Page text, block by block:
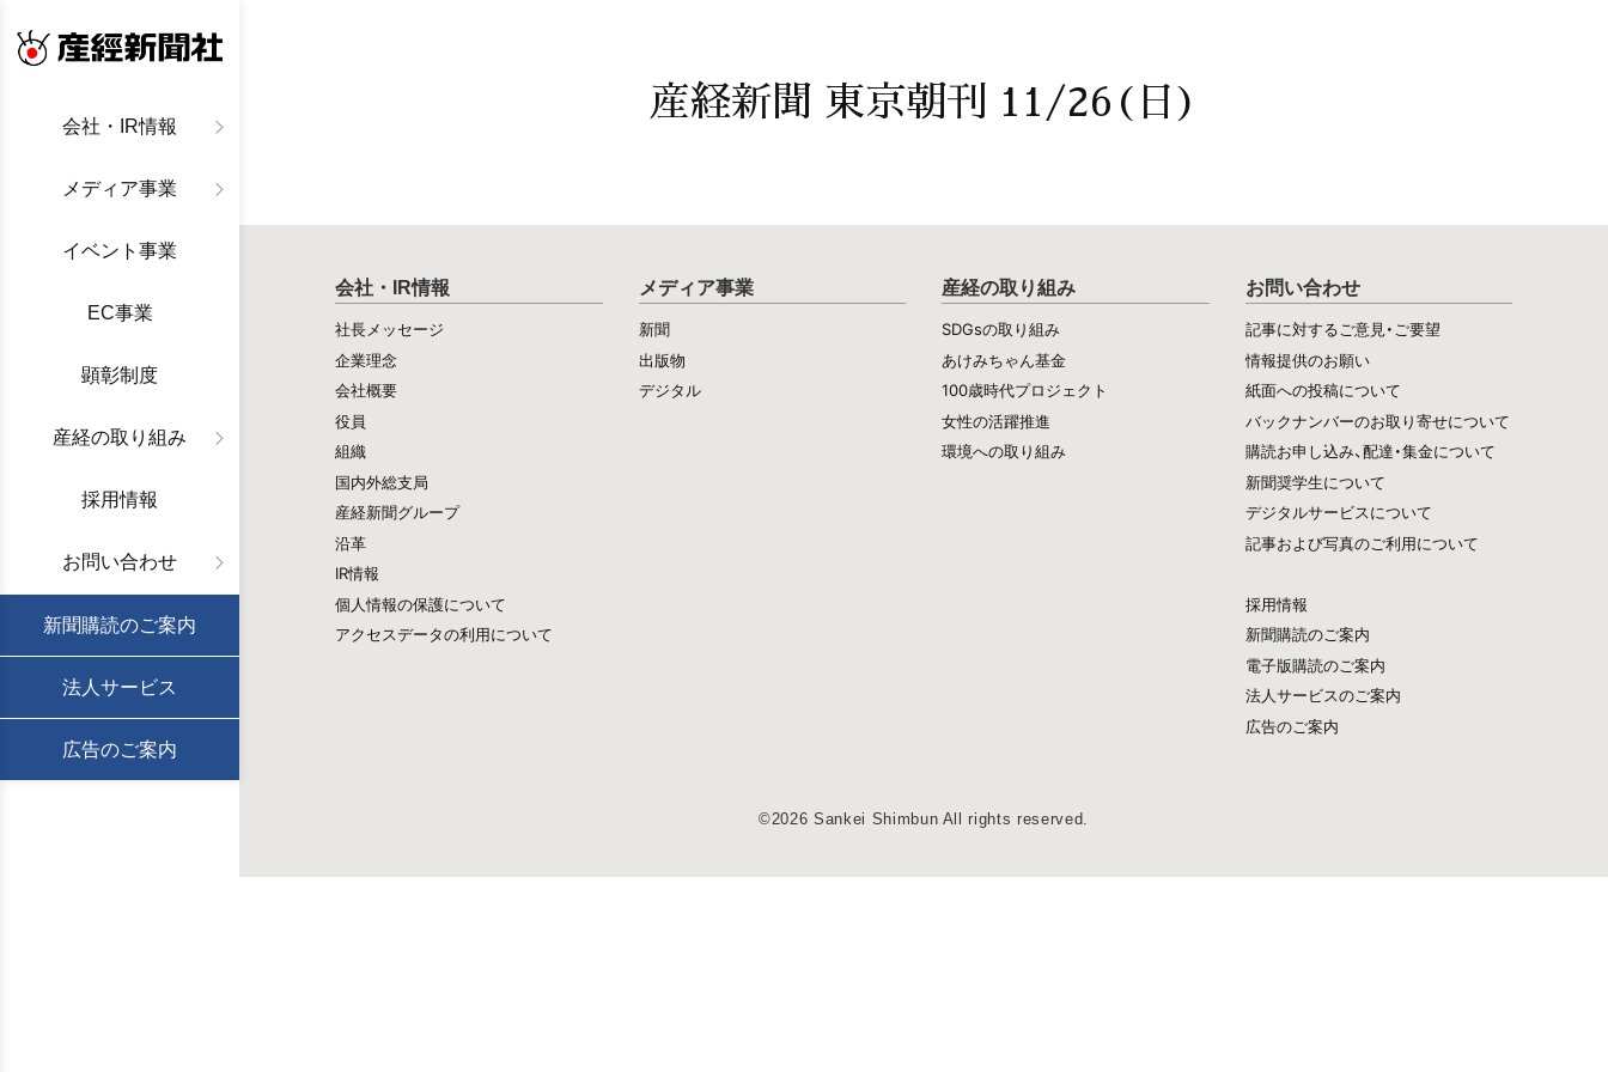
会社・IR情報
メディア事業
イベント事業
EC事業
顕彰制度
産経の取り組み
採用情報
お問い合わせ
新聞購読のご案内
法人サービス
広告のご案内
産経新聞 東京朝刊 11/26(日)
会社・IR情報
社長メッセージ
企業理念
会社概要
役員
組織
国内外総支局
産経新聞グループ
沿革
IR情報
個人情報の保護について
アクセスデータの利用について
メディア事業
新聞
出版物
デジタル
産経の取り組み
SDGsの取り組み
あけみちゃん基金
100歳時代プロジェクト
女性の活躍推進
環境への取り組み
お問い合わせ
記事に対するご意見・ご要望
情報提供のお願い
紙面への投稿について
バックナンバーのお取り寄せについて
購読お申し込み、配達・集金について
新聞奨学生について
デジタルサービスについて
記事および写真のご利用について
採用情報
新聞購読のご案内
電子版購読のご案内
法人サービスのご案内
広告のご案内
©2026 Sankei Shimbun All rights reserved.